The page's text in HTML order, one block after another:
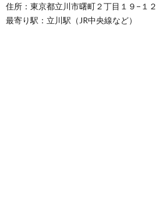
住所：東京都立川市曙町２丁目１９−１２
最寄り駅：立川駅（JR中央線など）